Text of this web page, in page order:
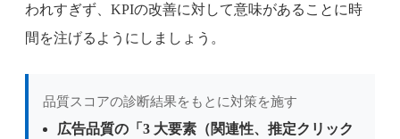
われすぎず、KPIの改善に対して意味があることに時
間を注げるようにしましょう。
品質スコアの診断結果をもとに対策を施す
広告品質の「3 大要素（関連性、推定クリック